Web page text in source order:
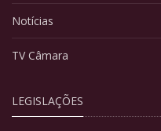
Notícias
TV Câmara
LEGISLAÇÕES